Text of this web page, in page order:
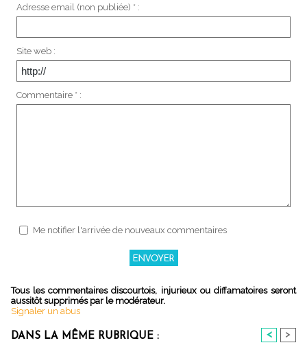
Adresse email (non publiée) * :
Site web :
Commentaire * :
Me notifier l'arrivée de nouveaux commentaires
Tous les commentaires discourtois, injurieux ou diffamatoires seront
aussitôt supprimés par le modérateur.
Signaler un abus
DANS LA MÊME RUBRIQUE : < >